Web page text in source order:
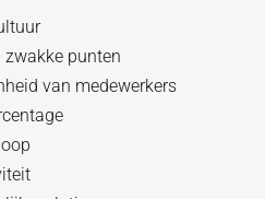
zwakke punten
van medewerkers